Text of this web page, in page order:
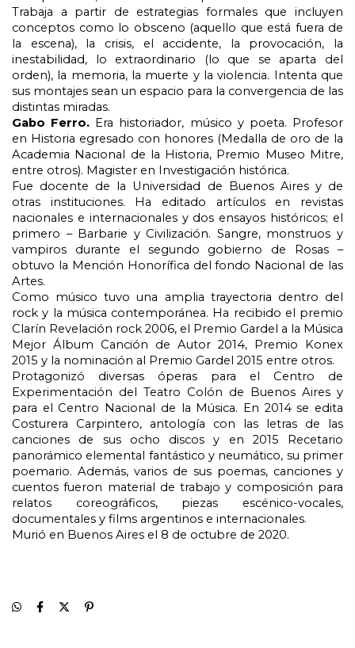
Trabaja a partir de estrategias formales que incluyen
conceptos como lo obsceno (aquello que está fuera de
la escena), la crisis, el accidente, la provocación, la
inestabilidad, lo extraordinario (lo que se aparta del
orden), la memoria, la muerte y la violencia. Intenta que
sus montajes sean un espacio para la convergencia de las
distintas miradas.
Gabo Ferro. Era historiador, músico y poeta. Profesor
en Historia egresado con honores (Medalla de oro de la
Academia Nacional de la Historia, Premio Museo Mitre,
entre otros). Magister en Investigación histórica.
Fue docente de la Universidad de Buenos Aires y de
otras instituciones. Ha editado artículos en revistas
nacionales e internacionales y dos ensayos históricos; el
primero – Barbarie y Civilización. Sangre, monstruos y
vampiros durante el segundo gobierno de Rosas –
obtuvo la Mención Honorífica del fondo Nacional de las
Artes.
Como músico tuvo una amplia trayectoria dentro del
rock y la música contemporánea. Ha recibido el premio
Clarín Revelación rock 2006, el Premio Gardel a la Música
Mejor Álbum Canción de Autor 2014, Premio Konex
2015 y la nominación al Premio Gardel 2015 entre otros.
Protagonizó diversas óperas para el Centro de
Experimentación del Teatro Colón de Buenos Aires y
para el Centro Nacional de la Música. En 2014 se edita
Costurera Carpintero, antología con las letras de las
canciones de sus ocho discos y en 2015 Recetario
panorámico elemental fantástico y neumático, su primer
poemario. Además, varios de sus poemas, canciones y
cuentos fueron material de trabajo y composición para
relatos coreográficos, piezas escénico-vocales,
documentales y films argentinos e internacionales.
Murió en Buenos Aires el 8 de octubre de 2020.